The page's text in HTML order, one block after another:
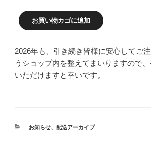
お買い物カゴに追加
2026年も、引き続き皆様に安心してご
うショップ内を整えてまいりますので
いただけますと幸いです。
カ
お知らせ、 配送アーカイブ